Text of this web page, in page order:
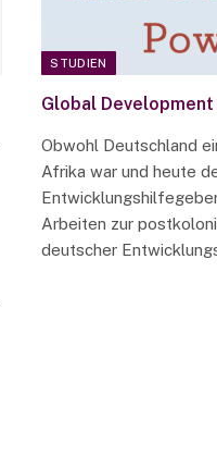
STUDIEN
Global
Obwohl Deutschland
Afrika war und heute
Arbeiten zur
deutscher